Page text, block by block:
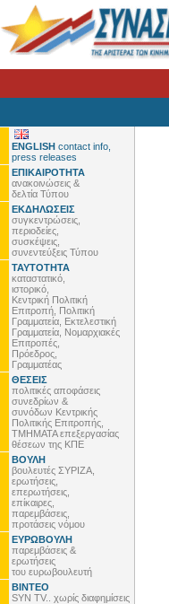
ENGLISH contact info,
press releases
ΕΠΙΚΑΙΡΟΤΗΤΑ
ανακοινώσεις &
δελτία Τύπου
ΕΚΔΗΛΩΣΕΙΣ
συγκεντρώσεις,
περιοδείες,
συσκέψεις,
συνεντεύξεις Τύπου
ΤΑΥΤΟΤΗΤΑ
καταστατικό,
ιστορικό,
Κεντρική Πολιτική
Επιτροπή, Πολιτική
Γραμματεία, Εκτελεστική
Γραμματεία, Νομαρχιακές
Επιτροπές,
Πρόεδρος,
Γραμματέας
ΘΕΣΕΙΣ
πολιτικές αποφάσεις
συνεδρίων &
συνόδων Κεντρικής
Πολιτικής Επιτροπής,
ΤΜΗΜΑΤΑ επεξεργασίας
θέσεων της ΚΠΕ
ΒΟΥΛΗ
βουλευτές ΣΥΡΙΖΑ,
ερωτήσεις,
επερωτήσεις,
επίκαιρες,
παρεμβάσεις,
προτάσεις νόμου
ΕΥΡΩΒΟΥΛΗ
παρεμβάσεις &
ερωτήσεις
του ευρωβουλευτή
ΒΙΝΤΕΟ
SYN TV.. χωρίς διαφημίσεις